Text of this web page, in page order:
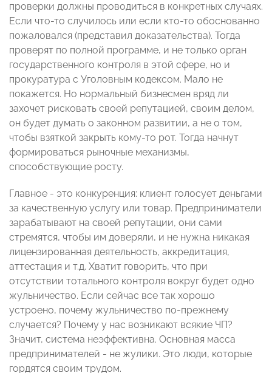
проверки должны проводиться в конкретных случаях.
Если что-то случилось или если кто-то обоснованно
пожаловался (представил доказательства). Тогда
проверят по полной программе, и не только орган
государственного контроля в этой сфере, но и
прокуратура с Уголовным кодексом. Мало не
покажется. Но нормальный бизнесмен вряд ли
захочет рисковать своей репутацией, своим делом,
он будет думать о законном развитии, а не о том,
чтобы взяткой закрыть кому-то рот. Тогда начнут
формироваться рыночные механизмы,
способствующие росту.
Главное - это конкуренция: клиент голосует деньгами
за качественную услугу или товар. Предприниматели
зарабатывают на своей репутации, они сами
стремятся, чтобы им доверяли, и не нужна никакая
лицензированная деятельность, аккредитация,
аттестация и т.д. Хватит говорить, что при
отсутствии тотального контроля вокруг будет одно
жульничество. Если сейчас все так хорошо
устроено, почему жульничество по-прежнему
случается? Почему у нас возникают всякие ЧП?
Значит, система неэффективна. Основная масса
предпринимателей - не жулики. Это люди, которые
гордятся своим трудом.